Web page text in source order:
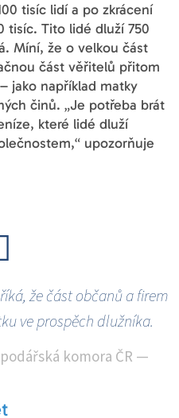
tisíc lidí a po zkrácení
tisíc. Tito lidé dluží 750
Míní, že o velkou část
část věřitelů přitom
jako například matky
činů. „Je potřeba brát
které lidé dluží
upozorňuje
že část občanů a firem
ve prospěch dlužníka.
komora ČR —